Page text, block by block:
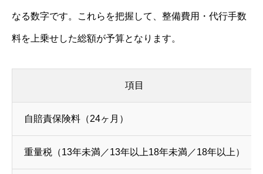
なる数字です。これらを把握して、整備費用・代行手数
料を上乗せした総額が予算となります。
項目
自賠責保険料（24ヶ月）
重量税（13年未満／13年以上18年未満／18年以上）